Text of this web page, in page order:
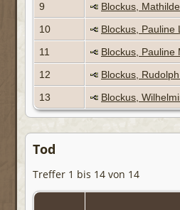
9
Blockus,
10
Blockus, Pauline
11
Blockus, Pauline
12
Blockus,
13
Blockus,
Tod
Treffer 1 bis 14 von 14